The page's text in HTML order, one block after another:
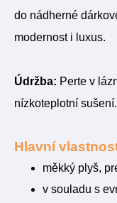
do nádherné
modernost i luxus.
Údržba: Perte v
nízkoteplotní sušení.
Hlavní
měkký plyš,
v souladu s